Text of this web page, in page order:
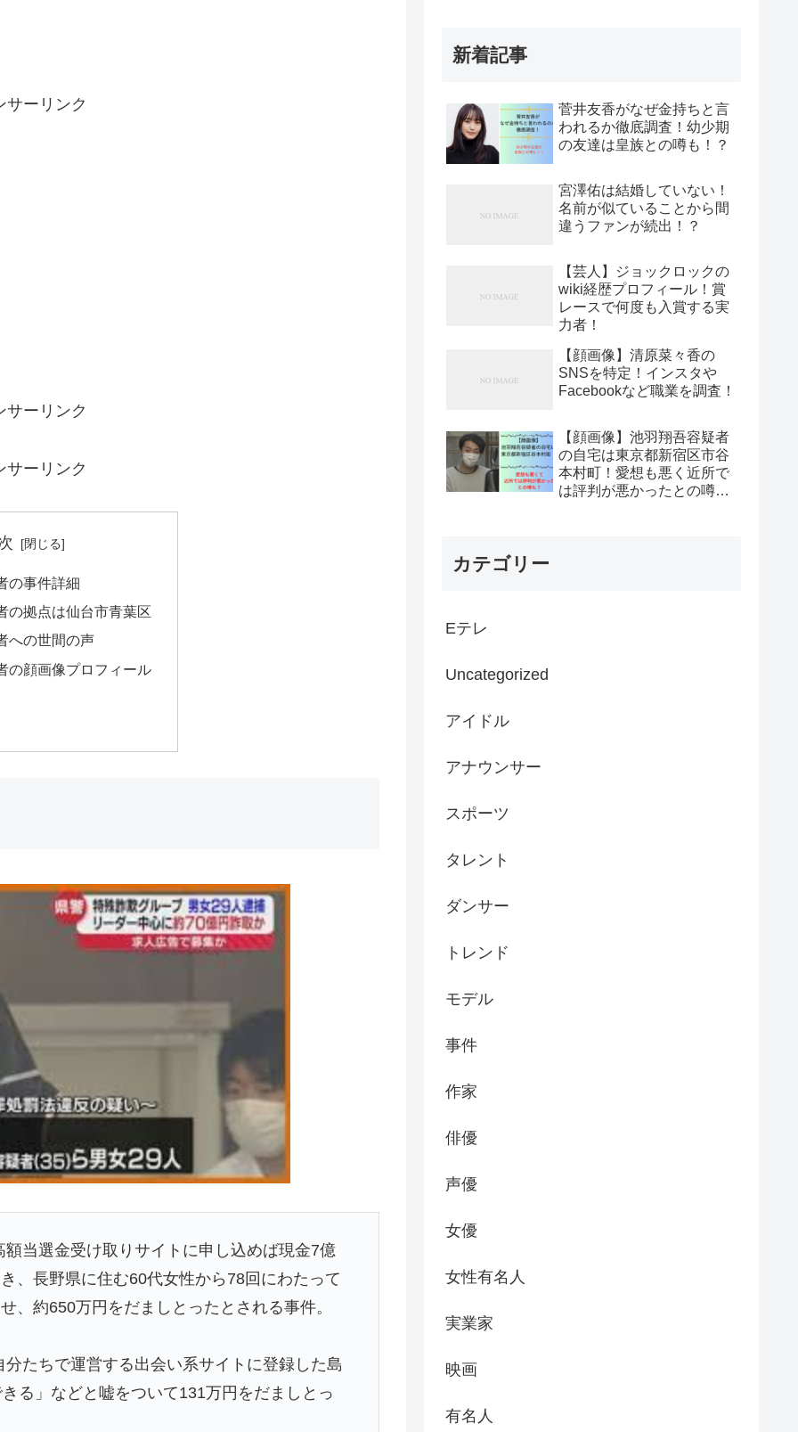
サーリンク
サーリンク
サーリンク
の事件詳細
の拠点は仙台市青葉区
への世間の声
の顔画像プロフィール
当選金受け取りサイトに申し込めば現金7億
、長野県に住む60代女性から78回にわたって
、約650万円をだましとったとされる事件。
たちで運営する出会い系サイトに登録した島
る」などと嘘をついて131万円をだましとっ
新着記事
菅井友香がなぜ金持ちと言
われるか徹底調査！幼少期
の友達は皇族との噂も！？
宮澤佑は結婚していない！
名前が似ていることから間
違うファンが続出！？
【芸人】ジョックロックの
wiki経歴プロフィール！賞
レースで何度も入賞する実
力者！
【顔画像】清原菜々香の
SNSを特定！インスタや
Facebookなど職業を調査！
【顔画像】池羽翔吾容疑者
の自宅は東京都新宿区市谷
本村町！愛想も悪く近所で
は評判が悪かったとの噂
カテゴリー
Eテレ
Uncategorized
アイドル
アナウンサー
スポーツ
タレント
ダンサー
トレンド
モデル
事件
作家
俳優
声優
女優
女性有名人
実業家
映画
有名人